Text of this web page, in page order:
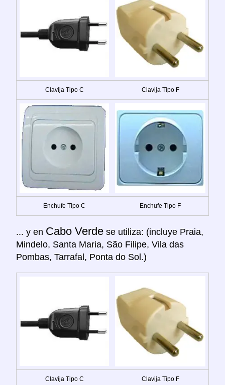
Clavija Tipo C Clavija Tipo F
Enchufe Tipo C Enchufe Tipo F
... y en Cabo Verde se utiliza: (incluye Praia,
Mindelo, Santa Maria, São Filipe, Vila das
Pombas, Tarrafal, Ponta do Sol.)
Clavija Tipo C Clavija Tipo F